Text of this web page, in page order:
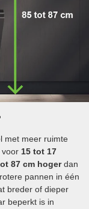
met meer ruimte
voor 15 tot 17
87 cm hogerdan
pannen in één
breder of dieper
beperkt is in